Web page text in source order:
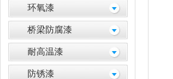
环氧漆
桥梁防腐漆
耐高温漆
防锈漆